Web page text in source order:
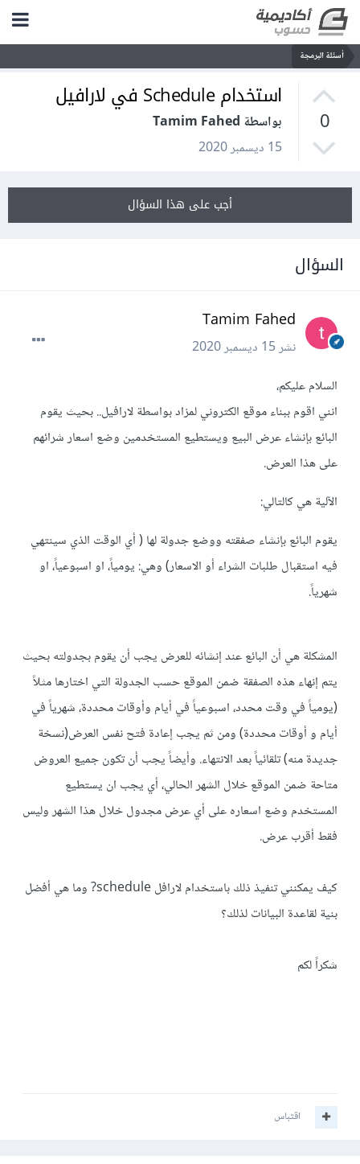
أسئلة البرمجة
0
استخدام Schedule في لارافيل
بواسطة Tamim Fahed
15 ديسمبر 2020
أجب على هذا السؤال
السؤال
Tamim Fahed
نشر15 ديسمبر 2020
السلام عليكم،
انني اقوم ببناء موقع الكتروني لمزاد بواسطة لارافيل.. بحيث يقوم
البائع بإنشاء عرض البيع ويستطيع المستخدمين وضع اسعار شرائهم
على هذا العرض.
الآلية هي كالتالي:
يقوم البائع بإنشاء صفقته ووضع جدولة لها ( أي الوقت الذي سينتهي
فيه استقبال طلبات الشراء أو الاسعار) وهي: يومياً، او اسبوعياً، او
شهرياً.
المشكلة هي أن البائع عند إنشائه للعرض يجب أن يقوم بجدولته بحيث
يتم إنهاء هذه الصفقة ضمن الموقع حسب الجدولة التي اختارها مثلاً
(يومياً في وقت محدد، اسبوعياً في أيام وأوقات محددة، شهرياً في
أيام و أوقات محددة) ومن ثم يجب إعادة فتح نفس العرض(نسخة
جديدة منه) تلقائياً بعد الانتهاء. وأيضاً يجب أن تكون جميع العروض
متاحة ضمن الموقع خلال الشهر الحالي، أي يجب ان يستطيع
المستخدم وضع اسعاره على أي عرض مجدول خلال هذا الشهر وليس
فقط أقرب عرض.
كيف يمكنني تنفيذ ذلك باستخدام لارافل schedule? وما هي أفضل
بنية لقاعدة البيانات لذلك؟
شكراً لكم
اقتباس